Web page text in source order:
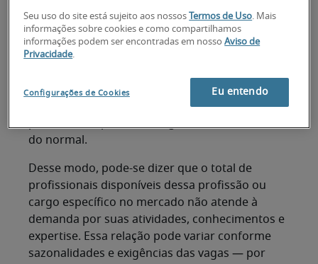
O que são e quais são as profissões mosca
branca?
O termo "mosca branca" é usado para se referir
mosca branca são aquelas que a empresa
enxerga a tarefa de encontrar, recrutar e manter
do normal.
Desse modo, pode-se dizer que o total de
profissionais disponíveis dessa profissão ou
cargo específico no mercado não atende à
demanda por suas atividades, conhecimentos e
expertise. Essa relação pode variar conforme
sazonalidades e exigências das vagas — por
Seu uso do site está sujeito aos nossos Termos de Uso . Mais
informações sobre cookies e como compartilhamos
informações podem ser encontradas em nossoAviso de
Privacidade.
Configurações de Cookies Eu entendo